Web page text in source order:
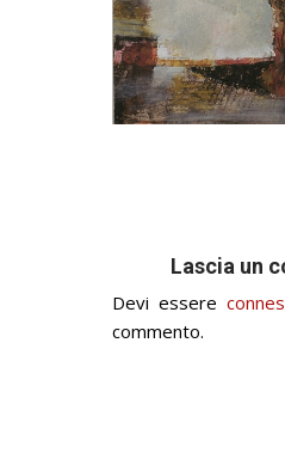
Lascia un
Devi essere
commento.